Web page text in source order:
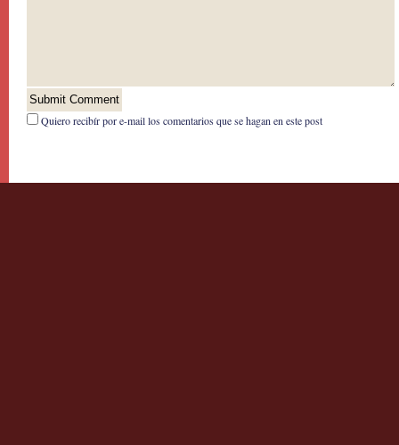
Quiero recibír por e-mail los comentarios que se hagan en este post